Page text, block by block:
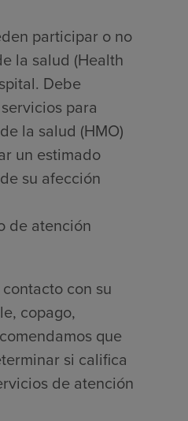
participar o no
la salud (Health
Debe
para
la salud (HMO)
un estimado
su afección
de atención
con su
copago,
que
si califica
de atención